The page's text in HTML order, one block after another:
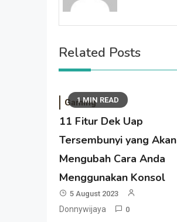
Related Posts
1 MIN READ
Gaming
11 Fitur Dek Uap
Tersembunyi yang Akan
Mengubah Cara Anda
Menggunakan Konsol
5 August 2023
Donnywijaya 0